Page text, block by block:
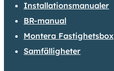
Installationsmanualer
BR-manual
Montera Fastighetsbox
Samfälligheter